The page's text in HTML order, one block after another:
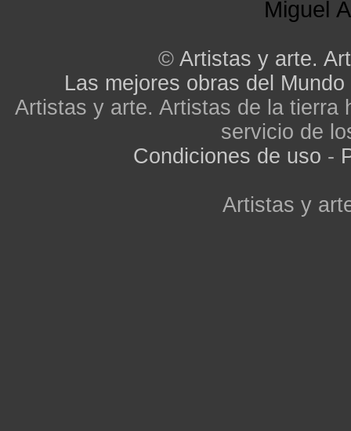
Miguel
© Artistas y arte.
Las mejores obras del Mundo
Artistas y arte. Artistas de la tierra
servicio de
Condiciones de uso -
Artistas y